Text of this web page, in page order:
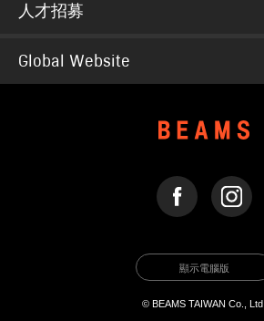
人才招募
Global Website
顯示電腦版
© BEAMS TAIWAN Co., Ltd.